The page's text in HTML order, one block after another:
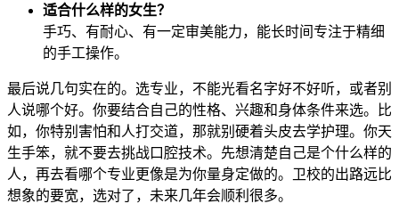
适合什么样的女生？
手巧、有耐心、有一定审美能力，能长时间专注于精细
的手工操作。
最后说几句实在的。选专业，不能光看名字好不好听，或者别
人说哪个好。你要结合自己的性格、兴趣和身体条件来选。比
如，你特别害怕和人打交道，那就别硬着头皮去学护理。你天
生手笨，就不要去挑战口腔技术。先想清楚自己是个什么样的
人，再去看哪个专业更像是为你量身定做的。卫校的出路远比
想象的要宽，选对了，未来几年会顺利很多。